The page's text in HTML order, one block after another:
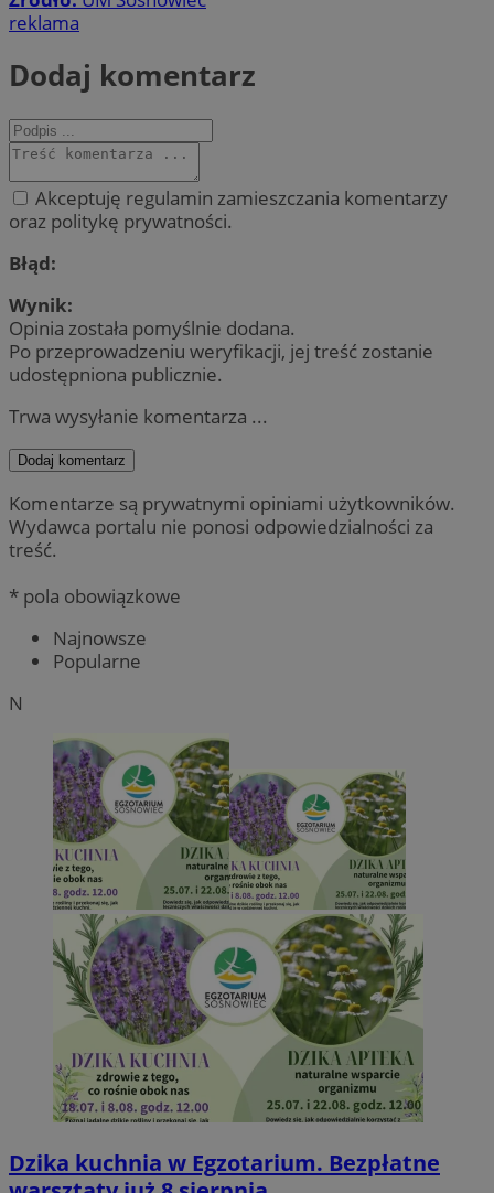
reklama
Dodaj komentarz
Akceptuję regulamin zamieszczania komentarzy
oraz politykę prywatności.
Błąd:
Wynik:
Opinia została pomyślnie dodana.
Po przeprowadzeniu weryfikacji, jej treść zostanie
udostępniona publicznie.
Trwa wysyłanie komentarza ...
Dodaj komentarz
Komentarze są prywatnymi opiniami użytkowników.
Wydawca portalu nie ponosi odpowiedzialności za
treść.
* pola obowiązkowe
Najnowsze
Popularne
N
Dzika kuchnia w Egzotarium. Bezpłatne